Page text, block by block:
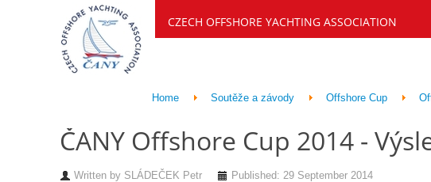
CZECH OFFSHORE YACHTING ASSOCIATION
Home Soutěže a závody Offshore Cup
ČANY Offshore Cup 2014 -
Written by SLÁDEČEK Petr Published: 29 September 2014